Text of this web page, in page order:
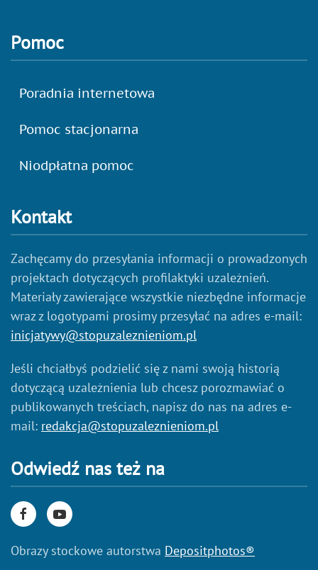
Pomoc
Poradnia internetowa
Pomoc stacjonarna
Niodpłatna pomoc
Kontakt
Zachęcamy do przesyłania informacji o prowadzonych
projektach dotyczących profilaktyki uzależnień.
Materiały zawierające wszystkie niezbędne informacje
wraz z logotypami prosimy przesyłać na adres e-mail:
inicjatywy@stopuzaleznieniom.pl
Jeśli chciałbyś podzielić się z nami swoją historią
dotyczącą uzależnienia lub chcesz porozmawiać o
publikowanych treściach, napisz do nas na adres e-
mail: redakcja@stopuzaleznieniom.pl
Odwiedź nas też na
Obrazy stockowe autorstwa Depositphotos®